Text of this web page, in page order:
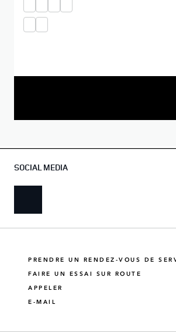
PRENDRE UN RENDEZ-VOUS DE
FAIRE UN ESSAI SUR ROUTE
APPELER
E-MAIL
SOCIAL MEDIA